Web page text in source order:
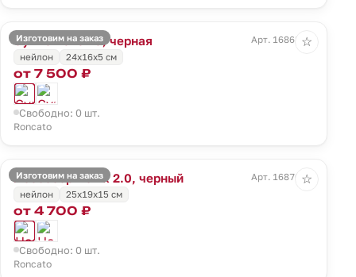
Изготовим на заказ
Сумка Panama, черная
Арт. 16868.30
нейлон
24x16x5 см
от 7 500 ₽
Свободно: 0 шт.
Roncato
☆
Изготовим на заказ
Несессер Ironik 2.0, черный
Арт. 16870.30
нейлон
25x19x15 см
от 4 700 ₽
Свободно: 0 шт.
Roncato
☆